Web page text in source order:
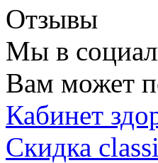
Отзывы
Мы в
Вам может
Кабинет
Скидка